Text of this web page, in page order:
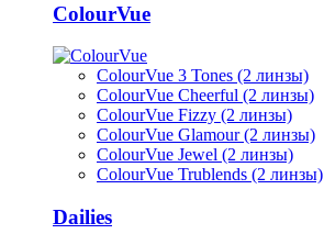
ColourVue
ColourVue 3 Tones (2 линзы)
ColourVue Cheerful (2 линзы)
ColourVue Fizzy (2 линзы)
ColourVue Glamour (2 линзы)
ColourVue Jewel (2 линзы)
ColourVue Trublends (2 линзы)
Dailies